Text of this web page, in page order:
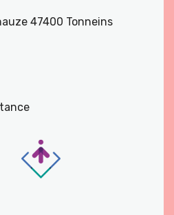
47400 Tonneins